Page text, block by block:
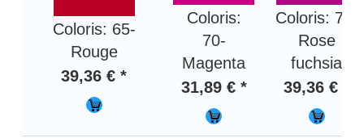
Coloris: 65-
Rouge
39,36 € *
Coloris:
70-
Magenta
31,89 € *
Coloris: 75-
Rose
fuchsia
39,36 € *